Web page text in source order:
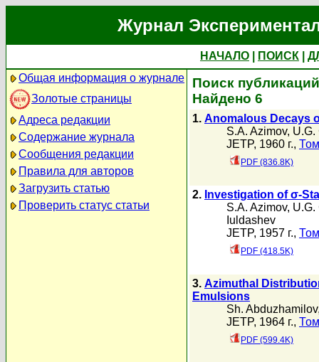
Журнал
НАЧАЛО ПОИСК
Общая информация о журнале
Золотые страницы
Адреса редакции
Содержание журнала
Сообщения редакции
Правила для авторов
Загрузить статью
Проверить статус статьи
Поиск
Найдено 6
1. Anomalous Decays
S.A. Azimov, U.G.
JETP, 1960 г.,
PDF (836.8K)
2. Investigation of σ-
S.A. Azimov, U.G.
Iuldashev
JETP, 1957 г.,
PDF (418.5K)
3. Azimuthal
Emulsions
Sh. Abduzhamilov
JETP, 1964 г.,
PDF (599.4K)